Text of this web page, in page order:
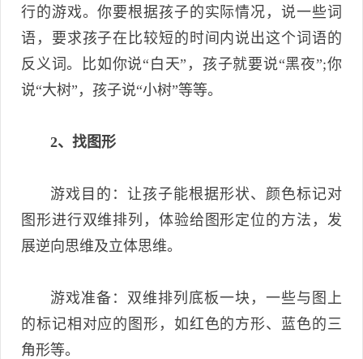
行的游戏。你要根据孩子的实际情况，说一些词
语，要求孩子在比较短的时间内说出这个词语的
反义词。比如你说“白天”，孩子就要说“黑夜”;你
说“大树”，孩子说“小树”等等。
2、找图形
游戏目的：让孩子能根据形状、颜色标记对
图形进行双维排列，体验给图形定位的方法，发
展逆向思维及立体思维。
游戏准备：双维排列底板一块，一些与图上
的标记相对应的图形，如红色的方形、蓝色的三
角形等。